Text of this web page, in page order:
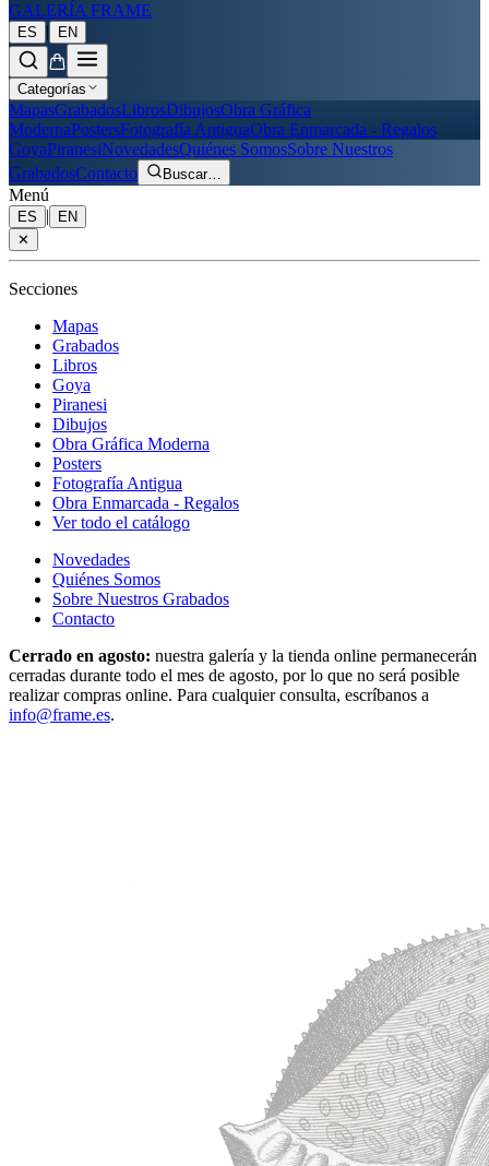
GALERÍA FRAME
ES | EN
Categorías
MapasGrabadosLibrosDibujosObra Gráfica
ModernaPostersFotografía AntiguaObra Enmarcada - Regalos
GoyaPiranesiNovedadesQuiénes SomosSobre Nuestros
GrabadosContacto Buscar…
Menú
ES |
EN
✕
Secciones
Mapas
Grabados
Libros
Goya
Piranesi
Dibujos
Obra Gráfica Moderna
Posters
Fotografía Antigua
Obra Enmarcada - Regalos
Ver todo el catálogo
Novedades
Quiénes Somos
Sobre Nuestros Grabados
Contacto
Cerrado en agosto: nuestra galería y la tienda online permanecerán
cerradas durante todo el mes de agosto, por lo que no será posible
realizar compras online. Para cualquier consulta, escríbanos a
info@frame.es.